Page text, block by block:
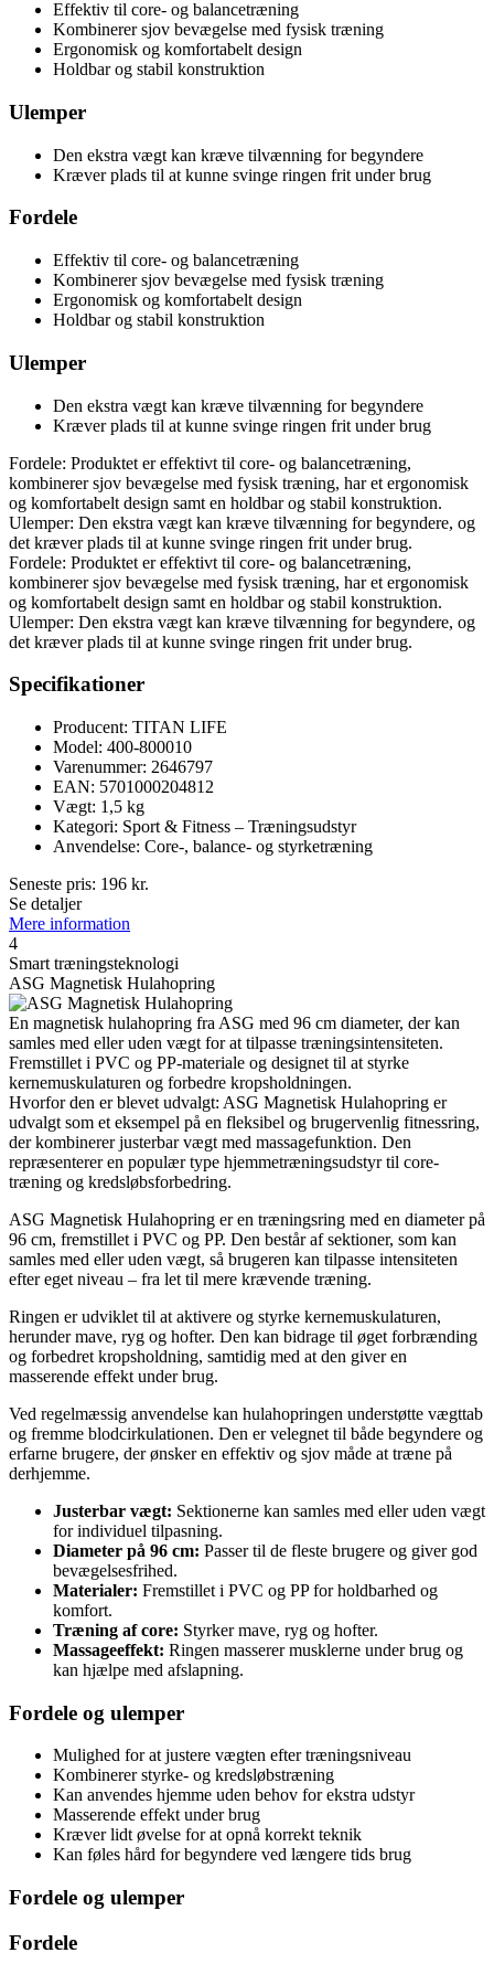
Effektiv til core- og balancetræning
Kombinerer sjov bevægelse med fysisk træning
Ergonomisk og komfortabelt design
Holdbar og stabil konstruktion
Ulemper
Den ekstra vægt kan kræve tilvænning for begyndere
Kræver plads til at kunne svinge ringen frit under brug
Fordele
Effektiv til core- og balancetræning
Kombinerer sjov bevægelse med fysisk træning
Ergonomisk og komfortabelt design
Holdbar og stabil konstruktion
Ulemper
Den ekstra vægt kan kræve tilvænning for begyndere
Kræver plads til at kunne svinge ringen frit under brug
Fordele: Produktet er effektivt til core- og balancetræning,
kombinerer sjov bevægelse med fysisk træning, har et ergonomisk
og komfortabelt design samt en holdbar og stabil konstruktion.
Ulemper: Den ekstra vægt kan kræve tilvænning for begyndere, og
det kræver plads til at kunne svinge ringen frit under brug.
Fordele: Produktet er effektivt til core- og balancetræning,
kombinerer sjov bevægelse med fysisk træning, har et ergonomisk
og komfortabelt design samt en holdbar og stabil konstruktion.
Ulemper: Den ekstra vægt kan kræve tilvænning for begyndere, og
det kræver plads til at kunne svinge ringen frit under brug.
Specifikationer
Producent: TITAN LIFE
Model: 400-800010
Varenummer: 2646797
EAN: 5701000204812
Vægt: 1,5 kg
Kategori: Sport & Fitness – Træningsudstyr
Anvendelse: Core-, balance- og styrketræning
Seneste pris: 196 kr.
Se detaljer
Mere information
4
Smart træningsteknologi
ASG Magnetisk Hulahopring
En magnetisk hulahopring fra ASG med 96 cm diameter, der kan
samles med eller uden vægt for at tilpasse træningsintensiteten.
Fremstillet i PVC og PP-materiale og designet til at styrke
kernemuskulaturen og forbedre kropsholdningen.
Hvorfor den er blevet udvalgt: ASG Magnetisk Hulahopring er
udvalgt som et eksempel på en fleksibel og brugervenlig fitnessring,
der kombinerer justerbar vægt med massagefunktion. Den
repræsenterer en populær type hjemmetræningsudstyr til core-
træning og kredsløbsforbedring.
ASG Magnetisk Hulahopring er en træningsring med en diameter på
96 cm, fremstillet i PVC og PP. Den består af sektioner, som kan
samles med eller uden vægt, så brugeren kan tilpasse intensiteten
efter eget niveau – fra let til mere krævende træning.
Ringen er udviklet til at aktivere og styrke kernemuskulaturen,
herunder mave, ryg og hofter. Den kan bidrage til øget forbrænding
og forbedret kropsholdning, samtidig med at den giver en
masserende effekt under brug.
Ved regelmæssig anvendelse kan hulahopringen understøtte vægttab
og fremme blodcirkulationen. Den er velegnet til både begyndere og
erfarne brugere, der ønsker en effektiv og sjov måde at træne på
derhjemme.
Justerbar vægt: Sektionerne kan samles med eller uden vægt
for individuel tilpasning.
Diameter på 96 cm: Passer til de fleste brugere og giver god
bevægelsesfrihed.
Materialer: Fremstillet i PVC og PP for holdbarhed og
komfort.
Træning af core: Styrker mave, ryg og hofter.
Massageeffekt: Ringen masserer musklerne under brug og
kan hjælpe med afslapning.
Fordele og ulemper
Mulighed for at justere vægten efter træningsniveau
Kombinerer styrke- og kredsløbstræning
Kan anvendes hjemme uden behov for ekstra udstyr
Masserende effekt under brug
Kræver lidt øvelse for at opnå korrekt teknik
Kan føles hård for begyndere ved længere tids brug
Fordele og ulemper
Fordele